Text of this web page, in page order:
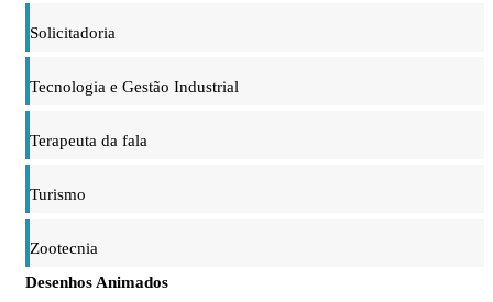
Solicitadoria
Tecnologia e Gestão Industrial
Terapeuta da fala
Turismo
Zootecnia
Desenhos Animados